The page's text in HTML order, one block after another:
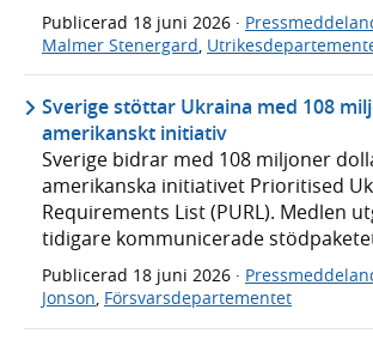
Publicerad 18 juni 2026 ·
Malmer Stenergard
Sverige stöttar Ukraina med 108
amerikanskt initiativ
Sverige bidrar med 108 miljoner
amerikanska initiativet Prioritised
Requirements List (PURL). Medlen
tidigare kommunicerade
Publicerad 18 juni 2026 ·
Jonson, Försvarsdepartementet